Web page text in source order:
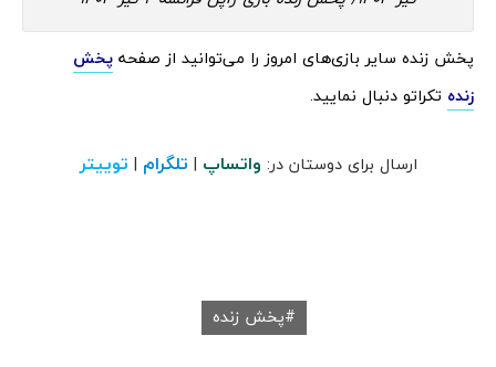
پخش زنده سایر بازی‌های امروز را می‌توانید از صفحه پخش
زنده تکراتو دنبال نمایید.
ارسال برای دوستان در: واتساپ | تلگرام | توییتر
پخش زنده